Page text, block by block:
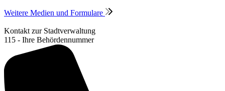
Weitere Medien und Formulare
Kontakt zur Stadtverwaltung
115 - Ihre Behördennummer